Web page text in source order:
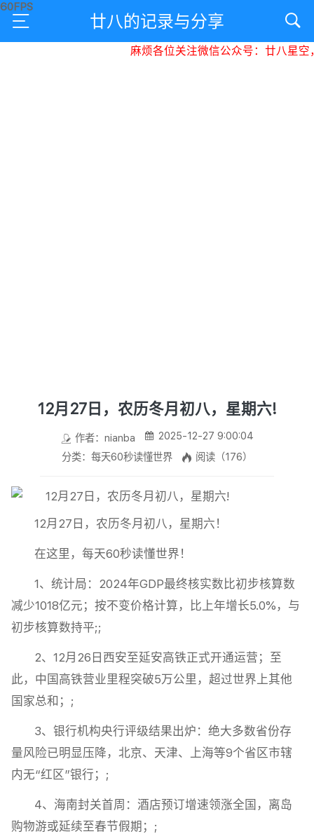
廿八的记录与分享
麻烦各位关注微信公众号：廿八星空，
12月27日，农历冬月初八，星期六!
作者：nianba
2025-12-27 9:00:04
分类：每天60秒读懂世界
阅读（176）
12月27日，农历冬月初八，星期六！
在这里，每天60秒读懂世界！
1、统计局：2024年GDP最终核实数比初步核算数
减少1018亿元；按不变价格计算，比上年增长5.0%，与
初步核算数持平;;
2、12月26日西安至延安高铁正式开通运营；至
此，中国高铁营业里程突破5万公里，超过世界上其他
国家总和；;
3、银行机构央行评级结果出炉：绝大多数省份存
量风险已明显压降，北京、天津、上海等9个省区市辖
内无“红区”银行；;
4、海南封关首周：酒店预订增速领涨全国，离岛
购物游或延续至春节假期；;